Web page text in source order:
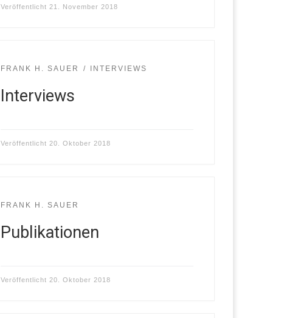
Veröffentlicht 21. November 2018
FRANK H. SAUER INTERVIEWS
Interviews
Veröffentlicht 20. Oktober 2018
FRANK H. SAUER
Publikationen
Veröffentlicht 20. Oktober 2018